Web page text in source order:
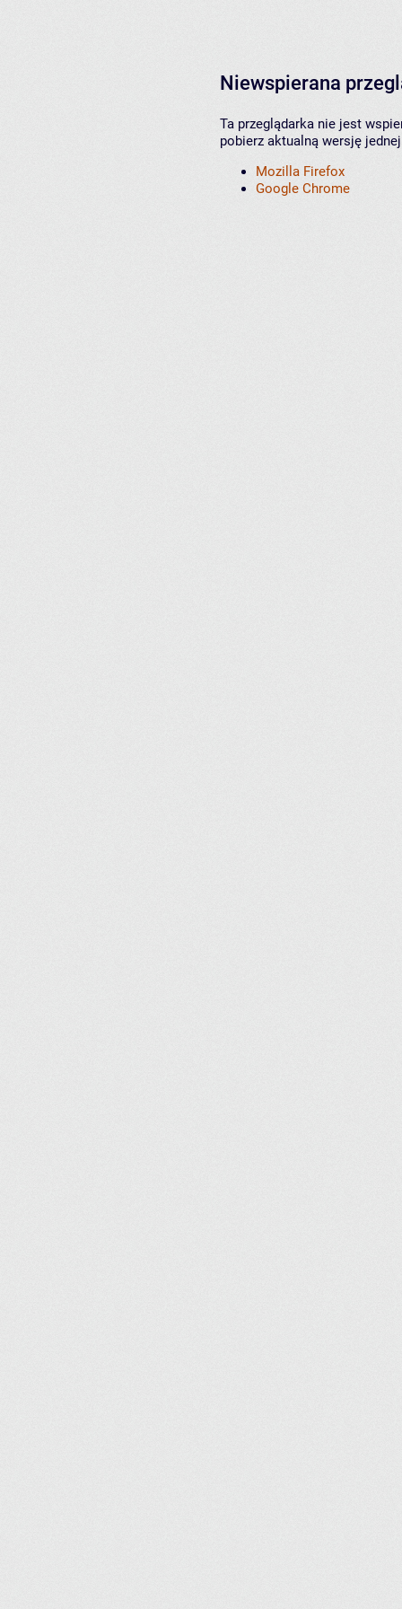
Niewspierana
Ta przeglądarka nie jest
pobierz aktualną wersję
Mozilla Firefox
Google Chrome